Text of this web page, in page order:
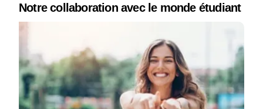
Notre collaboration avec le monde étudiant